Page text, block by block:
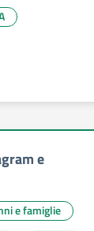
e
e famiglie